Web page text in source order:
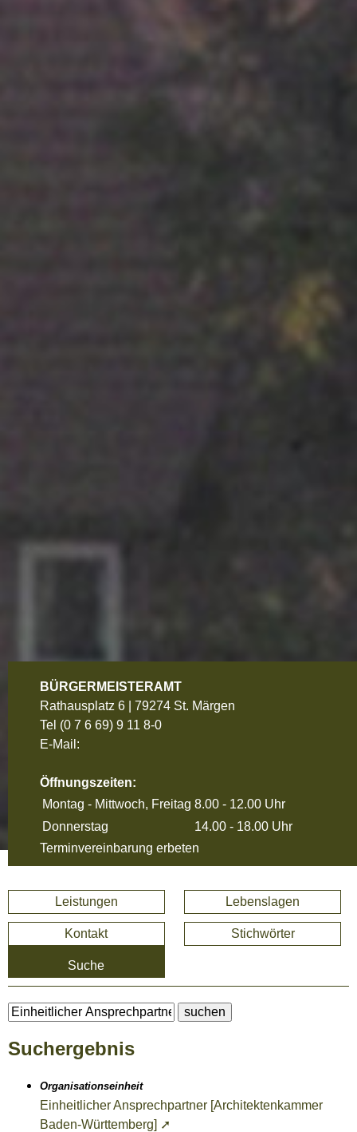
BÜRGERMEISTERAMT
Rathausplatz 6 | 79274 St. Märgen
Tel (0 7 6 69) 9 11 8-0
E-Mail:
Öffnungszeiten:
Montag - Mittwoch, Freitag 8.00 - 12.00 Uhr
Donnerstag
14.00 - 18.00 Uhr
Terminvereinbarung erbeten
Leistungen Lebenslagen
Kontakt Stichwörter
Suche
Suchergebnis
Organisationseinheit
Einheitlicher Ansprechpartner [Architektenkammer
Baden-Württemberg] ➚